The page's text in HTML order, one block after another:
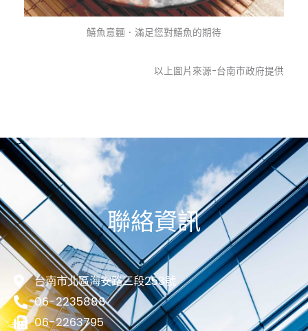
鱔魚意麵．滿足您對鱔魚的期待
以上圖片來源-台南市政府提供
聯絡資訊
台南市北區海安路三段253號
06-2235888
06-2263795